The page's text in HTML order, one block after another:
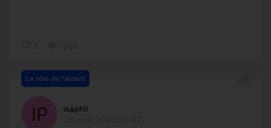
Le rôle de l'aidant
isaphil